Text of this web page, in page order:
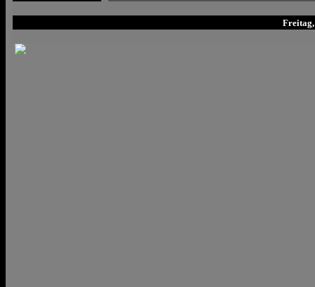
Freitag,